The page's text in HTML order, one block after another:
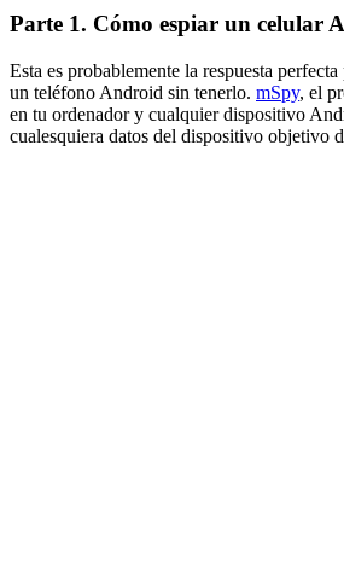
Parte 1. Cómo espiar un celular
Esta es probablemente la respuesta
un teléfono Android sin tenerlo. mSpy, el
en tu ordenador y cualquier dispositivo
cualesquiera datos del dispositivo objetivo